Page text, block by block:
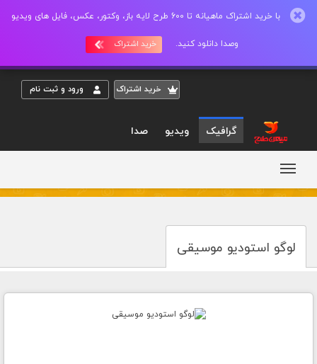
با خرید اشتراک ماهیانه تا 600 طرح لایه باز، وکتور، عکس، فایل های ویدیو
وصدا دانلود کنید. خرید اشتراک
خريد اشتراک ورود و ثبت نام
گرافیک ویدیو صدا
لوگو استودیو موسیقی